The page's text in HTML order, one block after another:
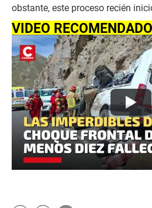
obstante, este proceso recién
VIDEO